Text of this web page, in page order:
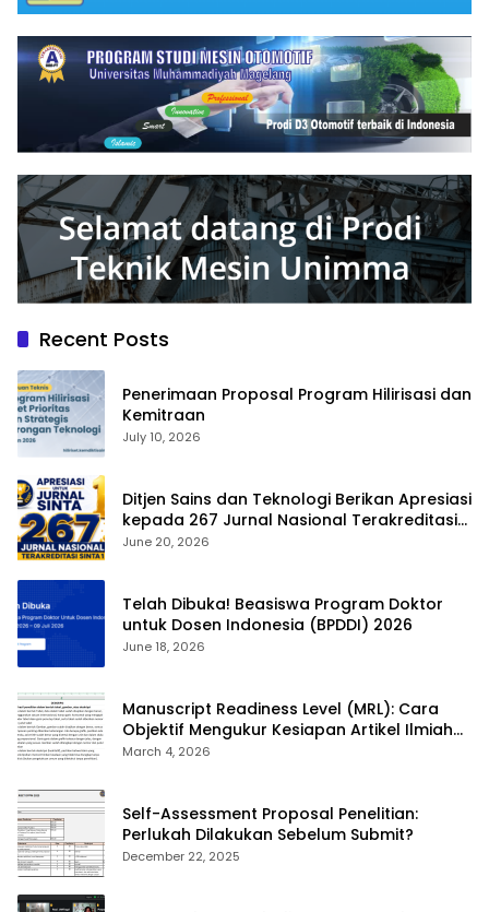
Recent Posts
Penerimaan Proposal Program Hilirisasi dan
Kemitraan
July 10, 2026
Ditjen Sains dan Teknologi Berikan Apresiasi
kepada 267 Jurnal Nasional Terakreditasi
SINTA 1
June 20, 2026
Telah Dibuka! Beasiswa Program Doktor
untuk Dosen Indonesia (BPDDI) 2026
June 18, 2026
Manuscript Readiness Level (MRL): Cara
Objektif Mengukur Kesiapan Artikel Ilmiah
Anda
March 4, 2026
Self-Assessment Proposal Penelitian:
Perlukah Dilakukan Sebelum Submit?
December 22, 2025